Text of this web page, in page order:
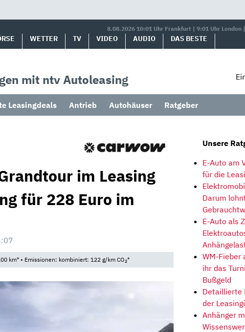
8.08.2026 10:01 Uhr Frankfurt | 9:01 Uhr London
WETTER TV VIDEO AUDIO DAS BESTE
mit ntv Autoleasing
Leasingdeals Antrieb Autohäuser Ratgeber
im Leasing
für 228 Euro im
km* • Emissionen: kombiniert: 122 g/km CO2*
Unsere
E-Auto am
für die
Darum
E-Auto als
WM-Fieber
ihr das
Bußgeld
Detaillierte
der
Anhänger